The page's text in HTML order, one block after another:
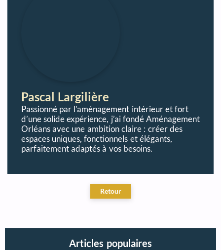
Pascal Largilière
Passionné par l’aménagement intérieur et fort
d’une solide expérience, j’ai fondé Aménagement
Orléans avec une ambition claire : créer des
espaces uniques, fonctionnels et élégants,
parfaitement adaptés à vos besoins.
Articles populaires